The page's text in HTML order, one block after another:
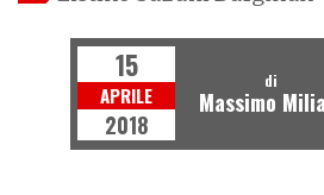
15
APRILE
2018
di
Massimo